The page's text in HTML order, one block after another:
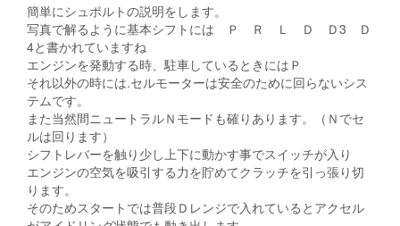
簡単にシュポルトの説明をします。
写真で解るように基本シフトには Ｐ Ｒ Ｌ Ｄ Ｄ3 Ｄ
4と書かれていますね
エンジンを発動する時、駐車しているときにはＰ
それ以外の時には.セルモーターは安全のために回らないシス
テムです。
また当然間ニュートラルＮモードも確りあります。（Ｎでセ
ルは回ります）
シフトレバーを触り少し上下に動かす事でスイッチが入り
エンジンの空気を吸引する力を貯めてクラッチを引っ張り切
ります。
そのためスタートでは普段Ｄレンジで入れているとアクセル